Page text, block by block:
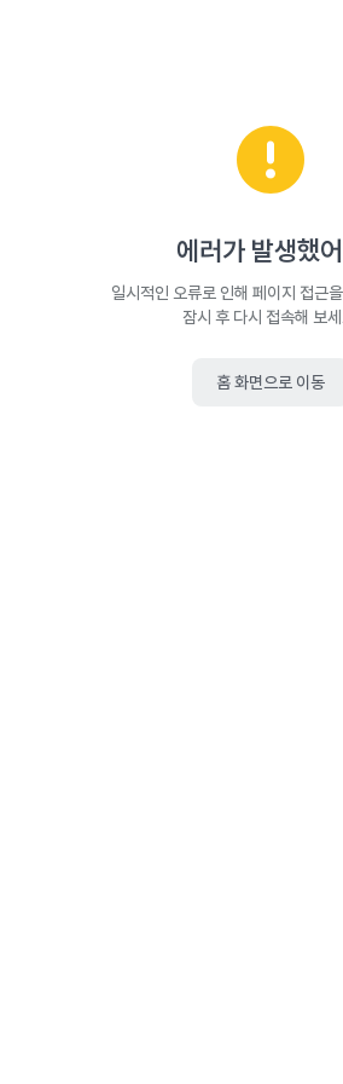
에러가 발생했
일시적인 오류로 인해 페이지 접근
잠시 후 다시 접속해 보
홈 화면으로 이동